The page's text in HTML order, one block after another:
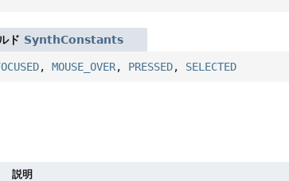
ド SynthConstants
,MOUSE_OVER, PRESSED, SELECTED
説明